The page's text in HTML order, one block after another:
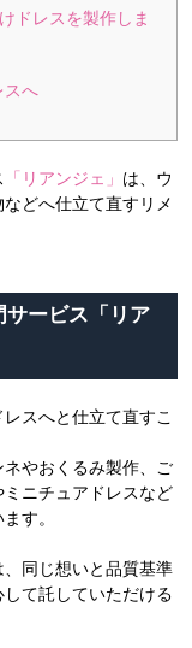
ドレスを製作しま
スへ
「リアンジェ」 は、ウ
どへ仕立て直すリメ
サービス「リア
スへと仕立て直すこ
やおくるみ製作、ご
ニチュアドレスなど
す。
同じ想いと品質基準
て託していただける